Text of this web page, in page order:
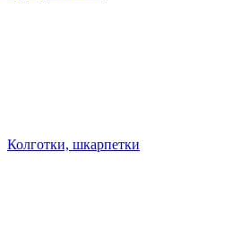
Колготки, шкарпетки